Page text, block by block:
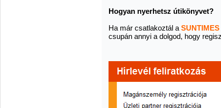
Hogyan nyerhetsz útikönyvet?
Ha már csatlakoztál a SUNTIMES
csupán annyi a dolgod, hogy